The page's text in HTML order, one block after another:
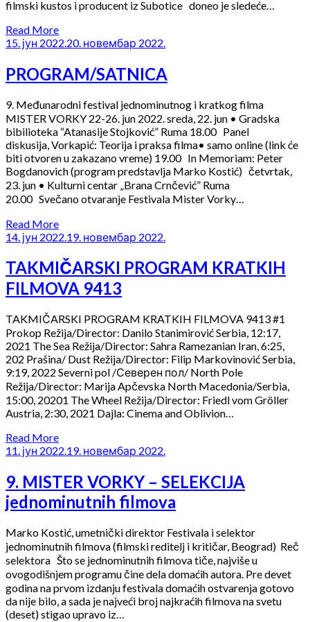
filmski kustos i producent iz Subotice doneo je sledeće…
Read More
15. јун 2022. 20. новембар 2022.
PROGRAM/SATNICA
9. Međunarodni festival jednominutnog i kratkog filma
MISTER VORKY 22-26. jun 2022. sreda, 22. jun • Gradska
bibilioteka “Atanasije Stojković” Ruma 18.00 Panel
diskusija, Vorkapić: Teorija i praksa filma• samo online (link će
biti otvoren u zakazano vreme) 19.00 In Memoriam: Peter
Bogdanovich (program predstavlja Marko Kostić) četvrtak,
23. jun • Kulturni centar „Brana Crnčević” Ruma
20.00 Svečano otvaranje Festivala Mister Vorky…
Read More
14. јун 2022. 19. новембар 2022.
TAKMIČARSKI PROGRAM KRATKIH
FILMOVA 9413
TAKMIČARSKI PROGRAM KRATKIH FILMOVA 9413 #1
Prokop Režija/Director: Danilo Stanimirović Serbia, 12:17,
2021 The Sea Režija/Director: Sahra Ramezanian Iran, 6:25,
202 Prašina/ Dust Režija/Director: Filip Markovinović Serbia,
9:19, 2022 Severni pol /Северен пол/ North Pole
Režija/Director: Marija Apčevska North Macedonia/Serbia,
15:00, 20201 The Wheel Režija/Director: Friedl vom Gröller
Austria, 2:30, 2021 Dajla: Cinema and Oblivion…
Read More
11. јун 2022.19. новембар 2022.
9. MISTER VORKY – SELEKCIJA
jednominutnih filmova
Marko Kostić, umetnički direktor Festivala i selektor
jednominutnih filmova (filmski reditelj i kritičar, Beograd) Reč
selektora Što se jednominutnih filmova tiče, najviše u
ovogodišnjem programu čine dela domaćih autora. Pre devet
godina na prvom izdanju festivala domaćih ostvarenja gotovo
da nije bilo, a sada je najveći broj najkraćih filmova na svetu
(deset) stigao upravo iz…